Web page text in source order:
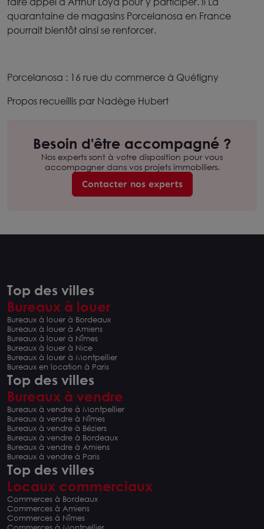
quarantaine de magasins Porcelanosa en France
pourrait bientôt ainsi se renforcer.
Porcelanosa : 16 rue du commerce à Quétigny
Propos recueillis par Nadège Hubert
Besoin d'être accompagné ?
Nos experts sont à votre disposition pour vous
accompagner dans vos projets immobiliers.
Contacter nos experts
Top des villes
Bureaux à louer
Bureaux à louer à Bordeaux
Bureaux à louer à Amiens
Bureaux à louer à Nîmes
Bureaux à louer à Nice
Bureaux à louer à Montpellier
Bureaux en location à Paris
Top des villes
Bureaux à vendre
Bureaux à vendre à Montpellier
Bureaux à vendre à Nîmes
Bureaux à vendre à Béziers
Bureaux à vendre à Bordeaux
Bureaux à vendre à Amiens
Bureaux à vendre à Paris
Top des villes
Locaux commerciaux
Commerces à Bordeaux
Commerces à Amiens
Commerces à Nîmes